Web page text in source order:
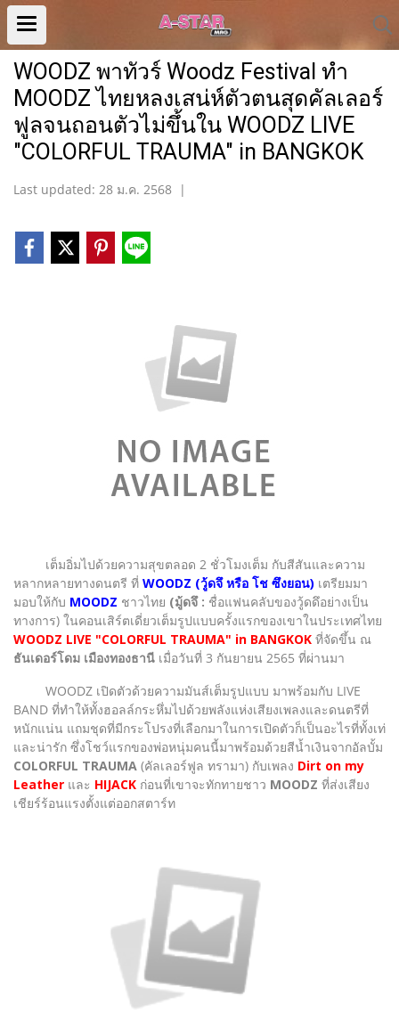
WOODZ พาทัวร์ Woodz Festival ทำ
MOODZ ไทยหลงเสน่ห์ตัวตนสุดคัลเลอร์
ฟูลจนถอนตัวไม่ขึ้นใน WOODZ LIVE
"COLORFUL TRAUMA" in BANGKOK
Last updated: 28 ม.ค. 2568 |
เต็มอิ่มไปด้วยความสุขตลอด 2 ชั่วโมงเต็ม กับสีสันและความ
หลากหลายทางดนตรี ที่ WOODZ (วู้ดจึ หรือ โช ซึงยอน) เตรียมมา
มอบให้กับ MOODZ ชาวไทย (มู้ดจึ : ชื่อแฟนคลับของวู้ดดึอย่างเป็น
ทางการ) ในคอนเสิร์ตเดี่ยวเต็มรูปแบบครั้งแรกของเขาในประเทศไทย
WOODZ LIVE "COLORFUL TRAUMA" in BANGKOK ที่จัดขึ้น ณ
ธันเดอร์โดม เมืองทองธานี เมื่อวันที่ 3 กันยายน 2565 ที่ผ่านมา
WOODZ เปิดตัวด้วยความมันส์เต็มรูปแบบ มาพร้อมกับ LIVE
BAND ที่ทำให้ทั้งฮอลล์กระหึ่มไปด้วยพลังแห่งเสียงเพลงและดนตรีที่
หนักแน่น แถมชุดที่มีกระโปรงที่เลือกมาในการเปิดตัวก็เป็นอะไรที่ทั้งเท่
และน่ารัก ซึ่งโชว์แรกของพ่อหนุ่มคนนี้มาพร้อมด้วยสีน้ำเงินจากอัลบั้ม
COLORFUL TRAUMA (คัลเลอร์ฟูล ทรามา) กับเพลง Dirt on my
Leather และ HIJACK ก่อนที่เขาจะทักทายชาว MOODZ ที่ส่งเสียง
เชียร์ร้อนแรงตั้งแต่ออกสตาร์ท